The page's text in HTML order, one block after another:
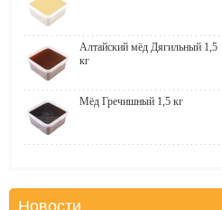
Алтайский мёд Дягильный 1,5
кг
Мёд Гречишный 1,5 кг
Новости